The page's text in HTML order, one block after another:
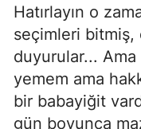
Hatırlayın o
seçimleri bitmiş,
duyurular... Ama
yemem ama
bir babayiğit
gün boyunca